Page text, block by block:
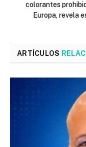
colorantes
Europa, revela
ARTÍCULOS